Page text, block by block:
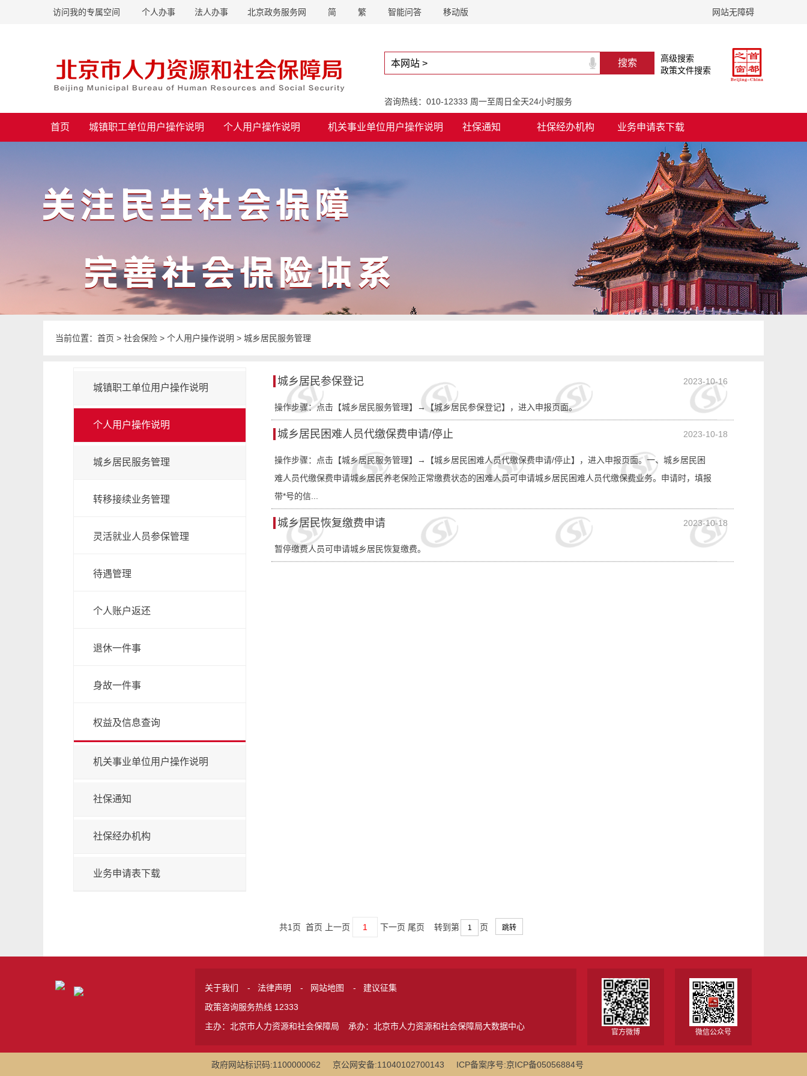
访问我的专属空间 个人办事 法人办事 北京政务服务网 简 繁 智能问答 移动版 网站无障碍
高级搜索
政策文件搜索
咨询热线：010-12333 周一至周日全天24小时服务
首页 城镇职工单位用户操作说明 个人用户操作说明 机关事业单位用户操作说明 社保通知 社保经办机构 业务申请表下载
当前位置： 首页 > 社会保险 > 个人用户操作说明 > 城乡居民服务管理
城镇职工单位用户操作说明
个人用户操作说明
城乡居民服务管理
转移接续业务管理
灵活就业人员参保管理
待遇管理
个人账户返还
退休一件事
身故一件事
权益及信息查询
机关事业单位用户操作说明
社保通知
社保经办机构
业务申请表下载
城乡居民参保登记 2023-10-16
操作步骤：点击【城乡居民服务管理】→【城乡居民参保登记】，进入申报页面。
城乡居民困难人员代缴保费申请/停止 2023-10-18
操作步骤：点击【城乡居民服务管理】→【城乡居民困难人员代缴保费申请/停止】，进入申报页面。一、城乡居民困
难人员代缴保费申请城乡居民养老保险正常缴费状态的困难人员可申请城乡居民困难人员代缴保费业务。申请时，填报
带*号的信...
城乡居民恢复缴费申请 2023-10-18
暂停缴费人员可申请城乡居民恢复缴费。
共1页 首页 上一页 1 下一页 尾页 转到第 页
微信公众号
官方微博
关于我们 - 法律声明 - 网站地图 - 建议征集
政策咨询服务热线 12333
主办：北京市人力资源和社会保障局
承办：北京市人力资源和社会保障局大数据中心
政府网站标识码:1100000062 京公网安备:11040102700143 ICP备案序号:京ICP备05056884号